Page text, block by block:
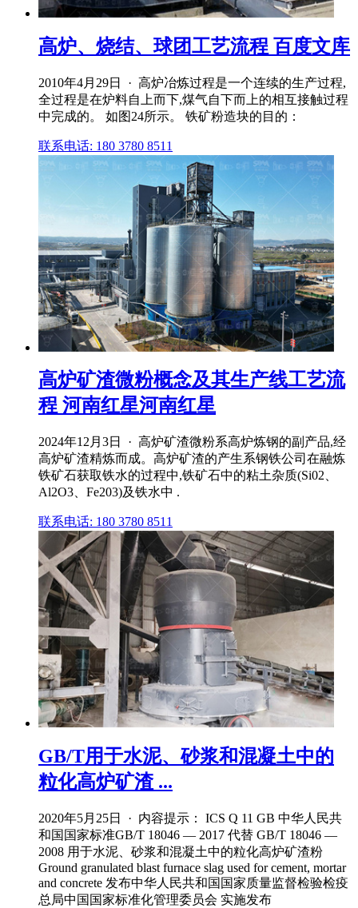
高炉、烧结、球团工艺流程 百度文库
2010年4月29日 · 高炉冶炼过程是一个连续的生产过程,
全过程是在炉料自上而下,煤气自下而上的相互接触过程
中完成的。 如图24所示。 铁矿粉造块的目的：
联系电话: 180 3780 8511
高炉矿渣微粉概念及其生产线工艺流
程 河南红星河南红星
2024年12月3日 · 高炉矿渣微粉系高炉炼钢的副产品,经
高炉矿渣精炼而成。高炉矿渣的产生系钢铁公司在融炼
铁矿石获取铁水的过程中,铁矿石中的粘土杂质(Si02、
Al2O3、Fe203)及铁水中 .
联系电话: 180 3780 8511
GB/T用于水泥、砂浆和混凝土中的
粒化高炉矿渣 ...
2020年5月25日 · 内容提示： ICS Q 11 GB 中华人民共
和国国家标准GB/T 18046 — 2017 代替 GB/T 18046 —
2008 用于水泥、砂浆和混凝土中的粒化高炉矿渣粉
Ground granulated blast furnace slag used for cement, mortar
and concrete 发布中华人民共和国国家质量监督检验检疫
总局中国国家标准化管理委员会 实施发布